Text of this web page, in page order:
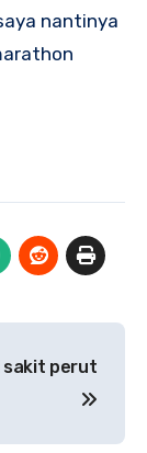
nantinya
sakit perut